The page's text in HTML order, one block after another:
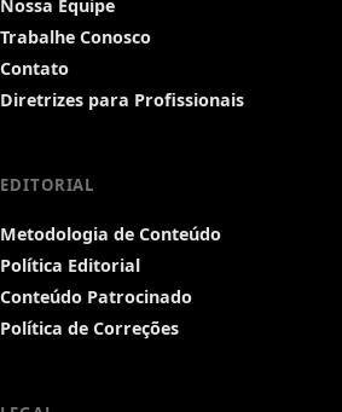
Nossa Equipe
Trabalhe Conosco
Contato
Diretrizes para Profissionais
EDITORIAL
Metodologia de Conteúdo
Política Editorial
Conteúdo Patrocinado
Política de Correções